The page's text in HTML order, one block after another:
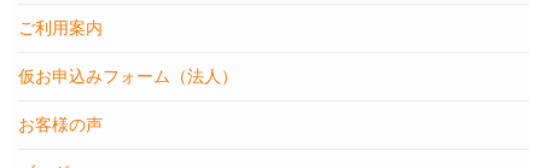
ご利用案内
仮お申込みフォーム（法人）
お客様の声